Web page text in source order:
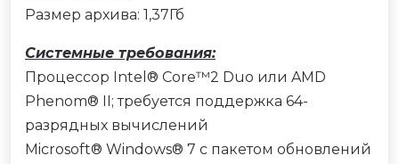
Размер архива: 1,37Гб
Системные требования:
Процессор Intel® Core™2 Duo или AMD
Phenom® II; требуется поддержка 64-
разрядных вычислений
Microsoft® Windows® 7 с пакетом обновлений